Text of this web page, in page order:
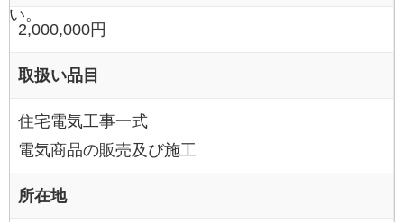
い。
2,000,000円
取扱い品目
住宅電気工事一式
電気商品の販売及び施工
所在地